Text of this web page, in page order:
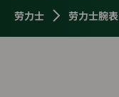
劳力士 劳力士腕表